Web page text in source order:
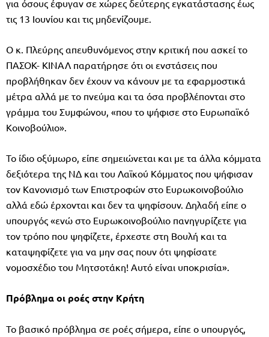
για όσους έφυγαν σε χώρες δεύτερης εγκατάστασης έως
τις 13 Ιουνίου και τις μηδενίζουμε.
Ο κ. Πλεύρης απευθυνόμενος στην κριτική που ασκεί το
ΠΑΣΟΚ- ΚΙΝΑΛ παρατήρησε ότι οι ενστάσεις που
προβλήθηκαν δεν έχουν να κάνουν με τα εφαρμοστικά
μέτρα αλλά με το πνεύμα και τα όσα προβλέπονται στο
γράμμα του Συμφώνου, «που το ψήφισε στο Ευρωπαϊκό
Κοινοβούλιο».
Το ίδιο οξύμωρο, είπε σημειώνεται και με τα άλλα κόμματα
δεξιότερα της ΝΔ και του Λαϊκού Κόμματος που ψήφισαν
τον Κανονισμό των Επιστροφών στο Ευρωκοινοβούλιο
αλλά εδώ έρχονται και δεν τα ψηφίσουν. Δηλαδή είπε ο
υπουργός «ενώ στο Ευρωκοινοβούλιο πανηγυρίζετε για
τον τρόπο που ψηφίζετε, έρχεστε στη Βουλή και τα
καταψηφίζετε για να μην σας πουν ότι ψηφίσατε
νομοσχέδιο του Μητσοτάκη! Αυτό είναι υποκρισία».
Πρόβλημα οι ροές στην Κρήτη
Το βασικό πρόβλημα σε ροές σήμερα, είπε ο υπουργός,